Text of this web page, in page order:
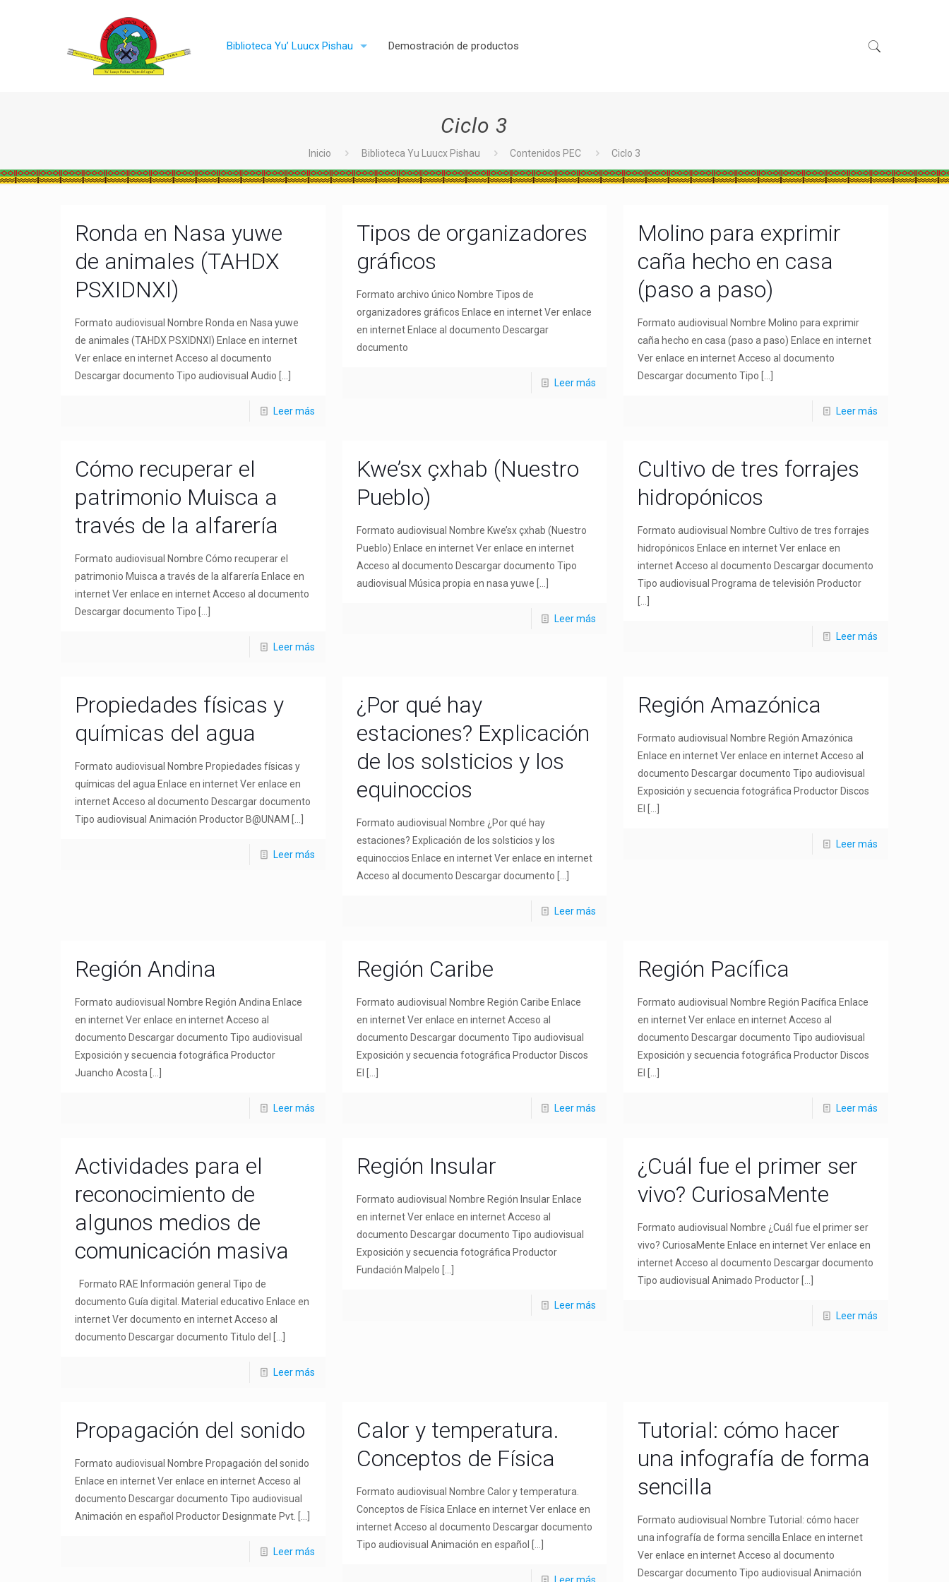
Biblioteca Yu’ Luucx Pishau Demostración de productos
Ciclo 3
Inicio Biblioteca Yu Luucx Pishau Contenidos PEC Ciclo 3
Ronda en Nasa yuwe
de animales (TAHDX
PSXIDNXI)
Formato audiovisual Nombre Ronda en Nasa yuwe
de animales (TAHDX PSXIDNXI) Enlace en internet
Ver enlace en internet Acceso al documento
Descargar documento Tipo audiovisual Audio
Leer más
Tipos de organizadores
gráficos
Formato archivo único Nombre Tipos de
organizadores gráficos Enlace en internet Ver enlace
en internet Enlace al documento Descargar
documento
Leer más
Molino para exprimir
caña hecho en casa
(paso a paso)
Formato audiovisual Nombre Molino para exprimir
caña hecho en casa (paso a paso) Enlace en internet
Ver enlace en internet Acceso al documento
Descargar documento Tipo
Leer más
Cómo recuperar el
patrimonio Muisca a
través de la alfarería
Formato audiovisual Nombre Cómo recuperar el
patrimonio Muisca a través de la alfarería Enlace en
internet Ver enlace en internet Acceso al documento
Descargar documento Tipo
Leer más
Kwe’sx çxhab (Nuestro
Pueblo)
Formato audiovisual Nombre Kwe’sx çxhab (Nuestro
Pueblo) Enlace en internet Ver enlace en internet
Acceso al documento Descargar documento Tipo
audiovisual Música propia en nasa yuwe
Leer más
Cultivo de tres forrajes
hidropónicos
Formato audiovisual Nombre Cultivo de tres forrajes
hidropónicos Enlace en internet Ver enlace en
internet Acceso al documento Descargar documento
Tipo audiovisual Programa de televisión Productor
Leer más
Propiedades físicas y
químicas del agua
Formato audiovisual Nombre Propiedades físicas y
químicas del agua Enlace en internet Ver enlace en
internet Acceso al documento Descargar documento
Tipo audiovisual Animación Productor B@UNAM
Leer más
¿Por qué hay
estaciones? Explicación
de los solsticios y los
equinoccios
Formato audiovisual Nombre ¿Por qué hay
estaciones? Explicación de los solsticios y los
equinoccios Enlace en internet Ver enlace en internet
Acceso al documento Descargar documento
Leer más
Región Amazónica
Formato audiovisual Nombre Región Amazónica
Enlace en internet Ver enlace en internet Acceso al
documento Descargar documento Tipo audiovisual
Exposición y secuencia fotográfica Productor Discos
El
Leer más
Región Andina
Formato audiovisual Nombre Región Andina Enlace
en internet Ver enlace en internet Acceso al
documento Descargar documento Tipo audiovisual
Exposición y secuencia fotográfica Productor
Juancho Acosta
Leer más
Región Caribe
Formato audiovisual Nombre Región Caribe Enlace
en internet Ver enlace en internet Acceso al
documento Descargar documento Tipo audiovisual
Exposición y secuencia fotográfica Productor Discos
El
Leer más
Región Pacífica
Formato audiovisual Nombre Región Pacífica Enlace
en internet Ver enlace en internet Acceso al
documento Descargar documento Tipo audiovisual
Exposición y secuencia fotográfica Productor Discos
El
Leer más
Actividades para el
reconocimiento de
algunos medios de
comunicación masiva
Formato RAE Información general Tipo de
documento Guía digital. Material educativo Enlace en
internet Ver documento en internet Acceso al
documento Descargar documento Titulo del
Leer más
Región Insular
Formato audiovisual Nombre Región Insular Enlace
en internet Ver enlace en internet Acceso al
documento Descargar documento Tipo audiovisual
Exposición y secuencia fotográfica Productor
Fundación Malpelo
Leer más
¿Cuál fue el primer ser
vivo? CuriosaMente
Formato audiovisual Nombre ¿Cuál fue el primer ser
vivo? CuriosaMente Enlace en internet Ver enlace en
internet Acceso al documento Descargar documento
Tipo audiovisual Animado Productor
Leer más
Propagación del sonido
Formato audiovisual Nombre Propagación del sonido
Enlace en internet Ver enlace en internet Acceso al
documento Descargar documento Tipo audiovisual
Animación en español Productor Designmate Pvt.
Leer más
Calor y temperatura.
Conceptos de Física
Formato audiovisual Nombre Calor y temperatura.
Conceptos de Física Enlace en internet Ver enlace en
internet Acceso al documento Descargar documento
Tipo audiovisual Animación en español
Tutorial: cómo hacer
una infografía de forma
sencilla
Formato audiovisual Nombre Tutorial: cómo hacer
una infografía de forma sencilla Enlace en internet
Ver enlace en internet Acceso al documento
Descargar documento Tipo audiovisual Animación